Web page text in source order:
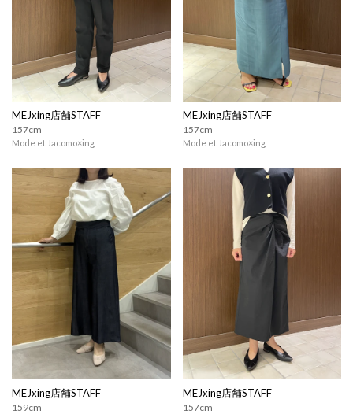
MEJxing店舗STAFF
157cm
Mode et Jacomo×ing
MEJxing店舗STAFF
157cm
Mode et Jacomo×ing
MEJxing店舗STAFF
159cm
MEJxing店舗STAFF
157cm